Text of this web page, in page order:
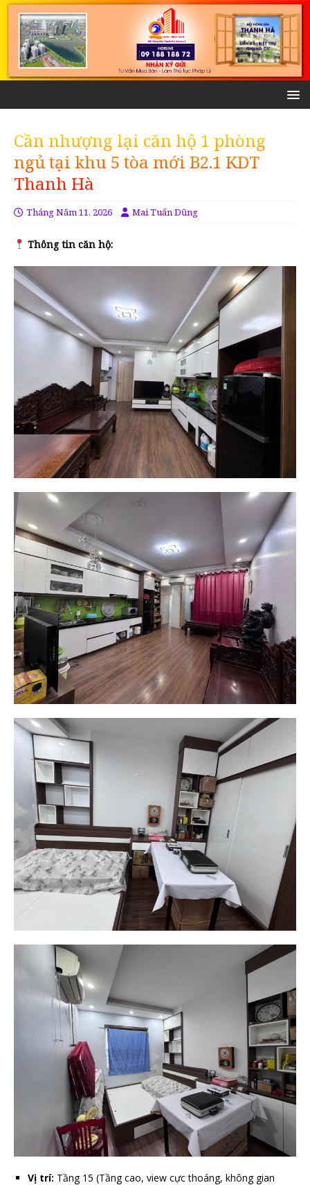
Cần nhượng lại căn hộ 1 phòng
ngủ tại khu 5 tòa mới B2.1 KDT
Thanh Hà
Tháng Năm 11, 2026 Mai Tuấn Dũng
Thông tin căn hộ:
Vị trí: Tầng 15 (Tầng cao, view cực thoáng, không gian